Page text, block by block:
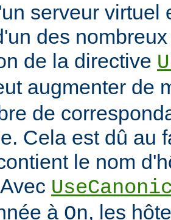
serveur virtuel
des
de la directive
augmenter de
de
Cela est dû au
le nom
à On, les